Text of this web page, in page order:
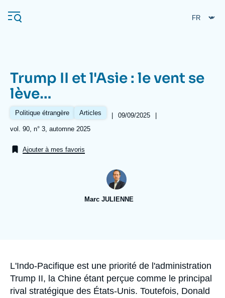
au
contenu
Navigation
principale
L'Ifri
Analyses
Proche-Orient
Trump II et l'Asie : le vent se
lève…
Politique étrangère Articles |
Date
09/09/2025
|
Références
vol. 90, n° 3, automne 2025
Ajouter à mes favoris
Marc JULIENNE
Accroche
L'Indo-Pacifique est une priorité de l'administration
Trump II, la Chine étant perçue comme le principal
rival stratégique des États-Unis. Toutefois, Donald